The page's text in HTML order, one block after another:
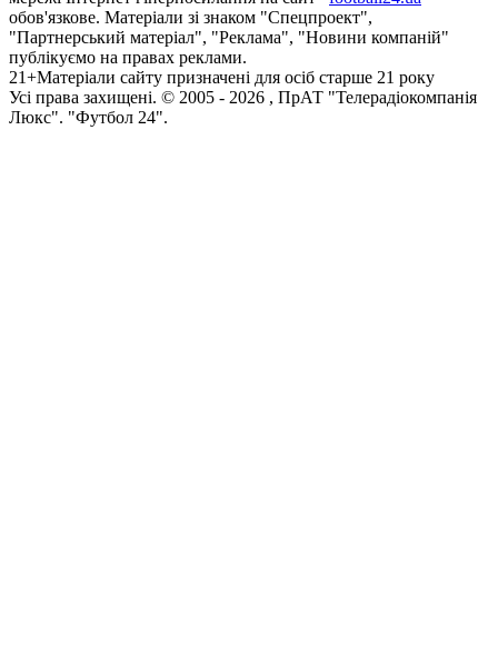
обов'язкове. Матеріали зі знаком "Спецпроект",
"Партнерський матеріал", "Реклама", "Новини компаній"
публікуємо на правах реклами.
21+Матеріали сайту призначені для осіб старше 21 року
Усi права захищенi. © 2005 - 2026 , ПрАТ "Телерадіокомпанія
Люкс". "Футбол 24".